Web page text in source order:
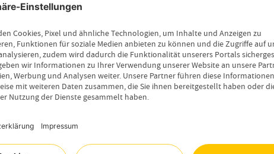
ist jeweils das Interesse für Fußball,
ist
dass der BegriffPferdemädchenein ganz
sind häufig negative und herablassende